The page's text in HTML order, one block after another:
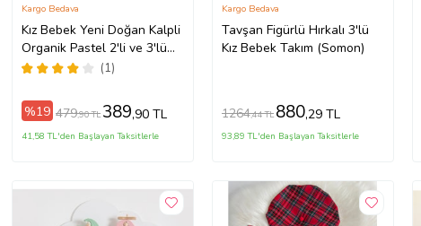
Kız Bebek Yeni Doğan Kalpli
Organik Pastel 2'li ve 3'lü
setler (Pembe)(1)
Kargo Bedava
%19 479,90 TL 389,90 TL
41,58 TL'den Başlayan Taksitlerle
Tavşan Figürlü Hırkalı 3'lü
Kız Bebek Takım (Somon)
Kargo Bedava
1264,44 TL 880,29 TL
93,89 TL'den Başlayan Taksitlerle